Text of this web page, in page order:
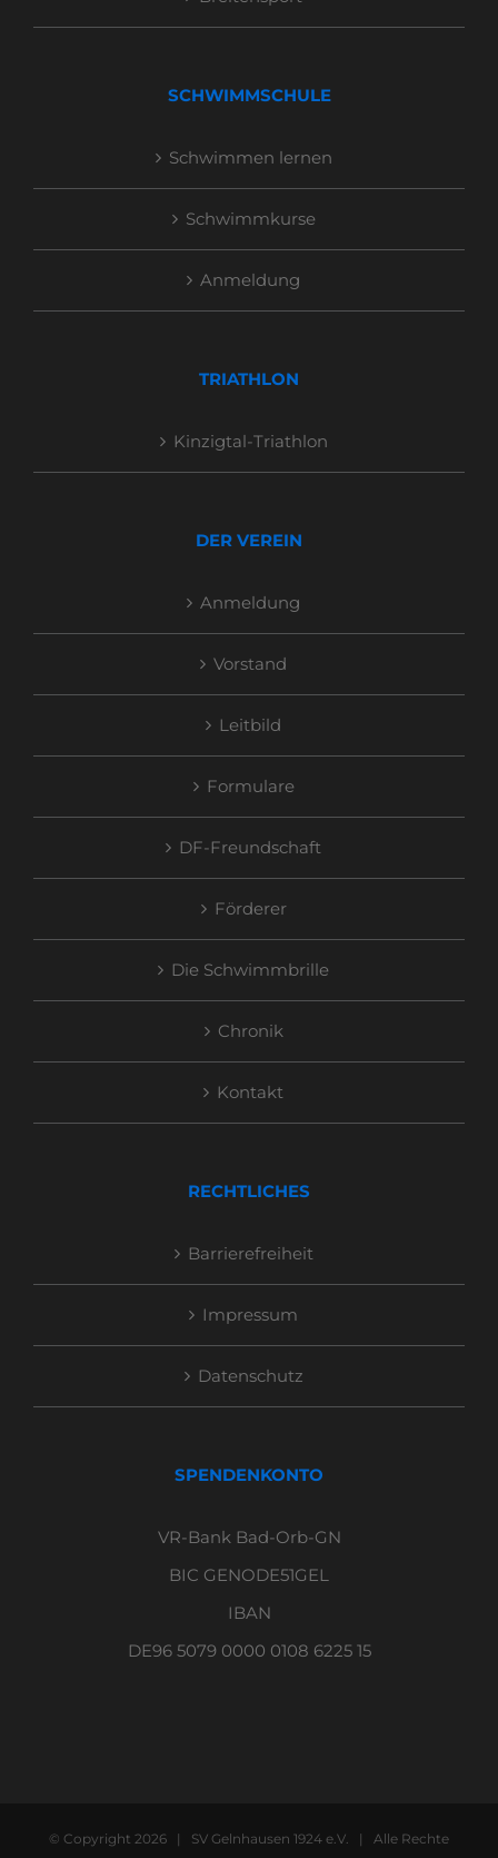
SCHWIMMSCHULE
Schwimmen lernen
Schwimmkurse
Anmeldung
TRIATHLON
Kinzigtal-Triathlon
DER VEREIN
Anmeldung
Vorstand
Leitbild
Formulare
DF-Freundschaft
Förderer
Die Schwimmbrille
Chronik
Kontakt
RECHTLICHES
Barrierefreiheit
Impressum
Datenschutz
SPENDENKONTO
VR-Bank Bad-Orb-GN
BIC GENODE51GEL
IBAN
DE96 5079 0000 0108 6225 15
© Copyright 2026 | SV Gelnhausen 1924 e.V. | Alle Rechte